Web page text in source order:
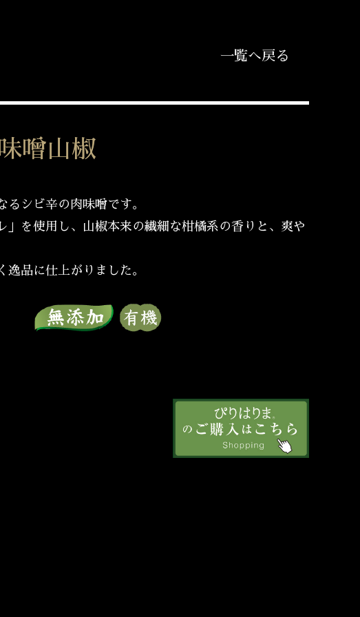
一覧へ戻る
噌山椒
シビ辛の肉味噌です。
」を使用し、山椒本来の繊細な柑橘系の香りと、爽や
品に仕上がりました。